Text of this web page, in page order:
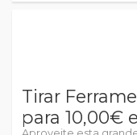
Tirar
para 10,00€